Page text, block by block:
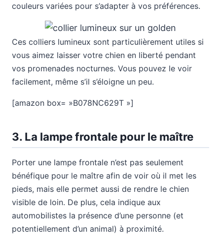
couleurs variées pour s’adapter à vos préférences.
Ces colliers lumineux sont particulièrement utiles si
vous aimez laisser votre chien en liberté pendant
vos promenades nocturnes. Vous pouvez le voir
facilement, même s’il s’éloigne un peu.
[amazon box= »B078NC629T »]
3. La lampe frontale pour le maître
Porter une lampe frontale n’est pas seulement
bénéfique pour le maître afin de voir où il met les
pieds, mais elle permet aussi de rendre le chien
visible de loin. De plus, cela indique aux
automobilistes la présence d’une personne (et
potentiellement d’un animal) à proximité.